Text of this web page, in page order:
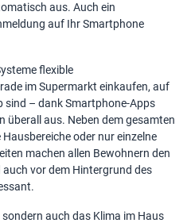
aus. Auch ein
auf Ihr Smartphone
flexible
im Supermarkt einkaufen, auf
sind – dank Smartphone-Apps
überall aus. Neben dem gesamten
oder nur einzelne
machen allen Bewohnern den
vor dem Hintergrund des
auch das Klima im Haus